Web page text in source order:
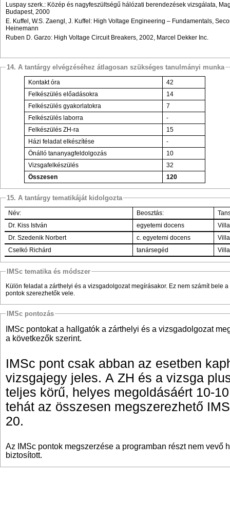
Luspay szerk.: Közép és nagyfeszültségű hálózati berendezések vizsgálata,
Budapest, 2000
E. Kuffel, W.S. Zaengl, J. Kuffel: High Voltage Engineering – Fundamentals,
Heinemann
Ruben D. Garzo: High Voltage Circuit Breakers, 2002, Marcel Dekker Inc.
14. A tantárgy elvégzéséhez átlagosan szükséges tanulmányi munka
Kontakt óra
42
Felkészülés előadásokra
14
Felkészülés gyakorlatokra
7
Felkészülés laborra
-
Felkészülés ZH-ra
15
Házi feladat elkészítése
-
Önálló tananyagfeldolgozás
10
Vizsgafelkészülés
32
Összesen
120
15. A tantárgy tematikáját kidolgozta
Név: Beosztás:
Dr. Kiss István
egyetemi docens
Dr. Szedenik Norbert
c. egyetemi docens
Cselkó Richárd
tanársegéd
IMSc tematika és módszer
Külön feladat a zárthelyi és a vizsgadolgozat megírásakor. Ez nem számít bele
pontok szerezhetők vele.
IMSc pontozás
IMSc pontokat a hallgatók a zárthelyi és a vizsgadolgozat
a következők szerint.
IMSc pont csak abban az esetben
vizsgajegy jeles. A ZH és a vizsga
teljes körű, helyes megoldásáért 10-
tehát az összesen megszerezhető
20.
Az IMSc pontok megszerzése a programban részt nem vevő
biztosított.